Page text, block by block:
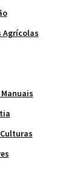
Agrícolas